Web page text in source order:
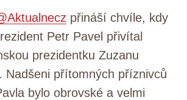
přináší chvíle, kdy
Petr Pavel přivítal
prezidentku Zuzanu
Nadšeni přítomných příznivců
bylo obrovské a velmi